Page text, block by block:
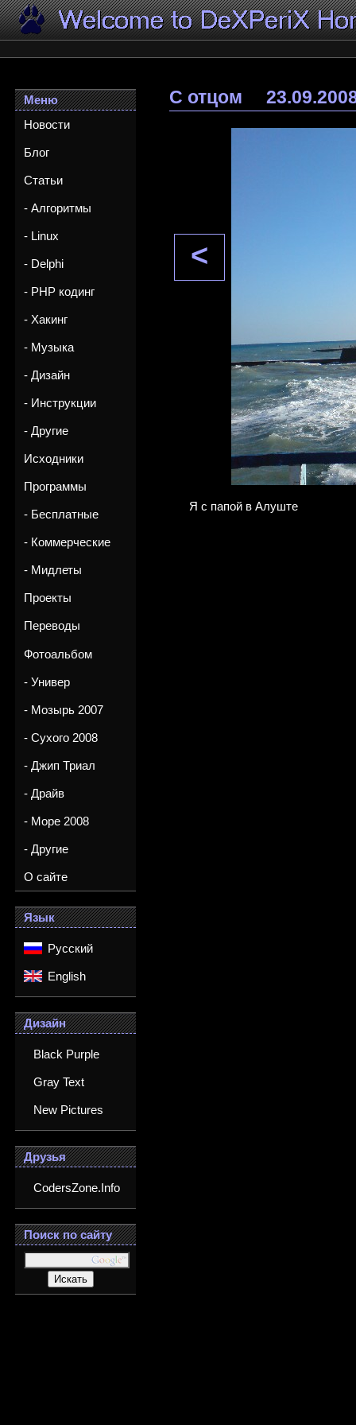
Меню
Новости
Блог
Статьи
- Алгоритмы
- Linux
- Delphi
- PHP кодинг
- Хакинг
- Музыка
- Дизайн
- Инструкции
- Другие
Исходники
Программы
- Бесплатные
- Коммерческие
- Мидлеты
Проекты
Переводы
Фотоальбом
- Универ
- Мозырь 2007
- Сухого 2008
- Джип Триал
- Драйв
- Море 2008
- Другие
О сайте
Язык
Русский
English
Дизайн
Black Purple
Gray Text
New Pictures
Друзья
CodersZone.Info
Поиск по сайту
С отцом
<
Я с папой в Алуште